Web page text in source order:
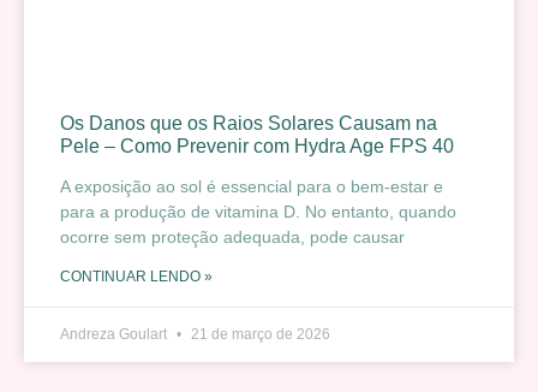
Os Danos que os Raios Solares Causam na
Pele – Como Prevenir com Hydra Age FPS 40
A exposição ao sol é essencial para o bem-estar e
para a produção de vitamina D. No entanto, quando
ocorre sem proteção adequada, pode causar
CONTINUAR LENDO »
Andreza Goulart 21 de março de 2026